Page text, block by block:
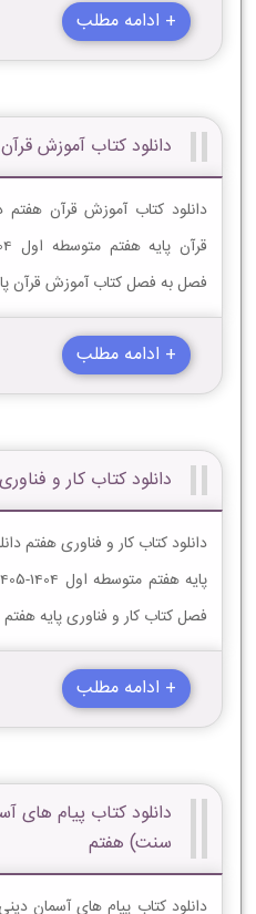
+ ادامه مطلب
دانلود کتاب آموزش
فصل به فصل کتاب آموزش قرآن
+ ادامه مطلب
دانلود کتاب کار و
فصل کتاب کار و فناوری پایه هفتم
+ ادامه مطلب
دانلود کتاب پیام های
سنت) هفتم
دانلود کتاب پیام های آسمان